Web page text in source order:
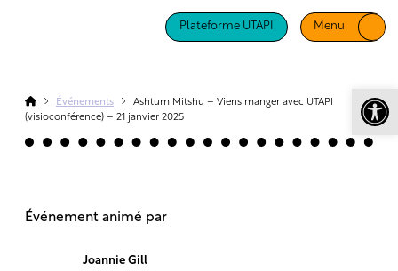
Plateforme UTAPI Menu
Événements
Ashtum Mitshu – Viens manger avec UTAPI
(visioconférence) – 21 janvier 2025
Événement animé par
Joannie Gill